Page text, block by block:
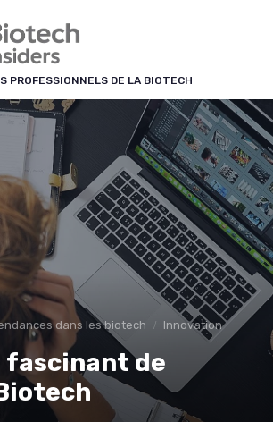
PROFESSIONNELS DE LA BIOTECH
dans les biotech Innovation
fascinant de
des cookies